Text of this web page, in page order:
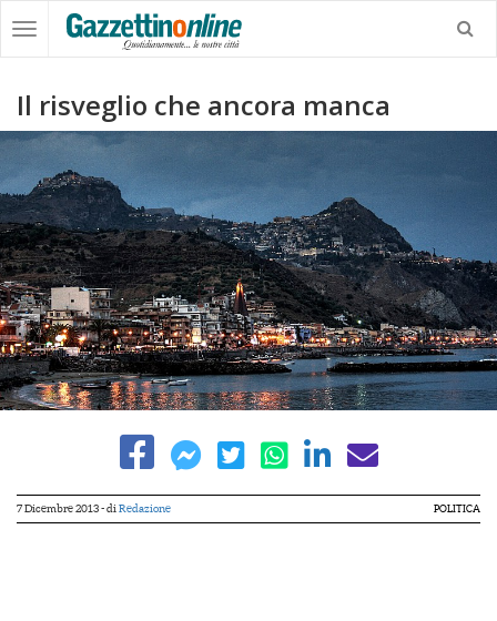
Il risveglio che ancora manca
7 Dicembre 2013- di Redazione POLITICA